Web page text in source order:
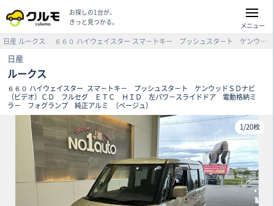
お探しの1台が、
きっと見つかる。
メニュー
日産 ルークス ６６０ ハイウェイスター スマ－トキ－ プッシュスタ－ト ケンウッドＳＤナビ（ビデオ）ＣＤ フルセグ ＥＴＣ ＨＩＤ 左パワ－スライドドア 電動格納ミラ－ フォグランプ 純正アルミ （ベージュ）
日産
ルークス
６６０ ハイウェイスター スマ－トキ－ プッシュスタ－ト ケンウッドＳＤナビ
（ビデオ）ＣＤ フルセグ ＥＴＣ ＨＩＤ 左パワ－スライドドア 電動格納ミ
ラ－ フォグランプ 純正アルミ
（ベージュ）
1/20枚